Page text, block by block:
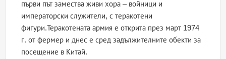
първи път замества живи хора – войници и
императорски служители, с теракотени
фигури.Теракотената армия е открита през март 1974
г. от фермер и днес е сред задължителните обекти за
посещение в Китай.